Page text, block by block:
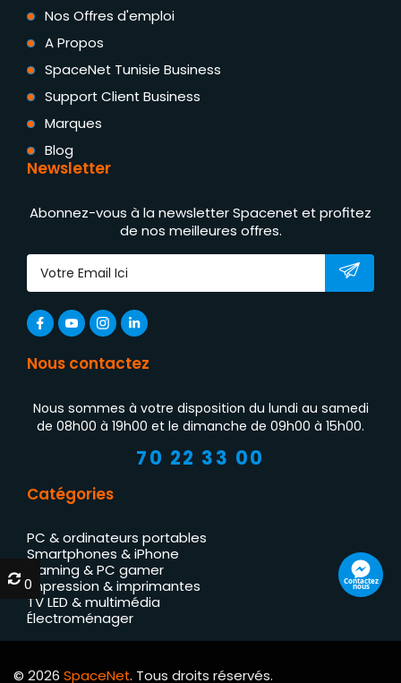
Nos Offres d'emploi
A Propos
SpaceNet Tunisie Business
Support Client Business
Marques
Blog
Newsletter
Abonnez-vous à la newsletter Spacenet et profitez
de nos meilleures offres.
Nous contactez
Nous sommes à votre disposition du lundi au samedi
de 08h00 à 19h00 et le dimanche de 09h00 à 15h00.
70 22 33 00
Catégories
PC & ordinateurs portables
Smartphones & iPhone
Gaming & PC gamer
Impression & imprimantes
TV LED & multimédia
Électroménager
© 2026 SpaceNet. Tous droits réservés.
Contactez
nous
0
0